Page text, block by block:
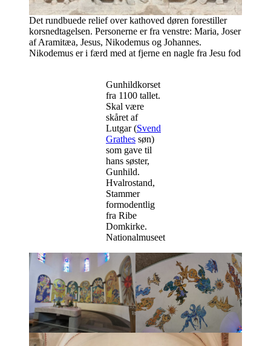
Det rundbuede relief over kathoved døren forestiller
korsnedtagelsen. Personerne er fra venstre: Maria, Joser
af Aramitæa, Jesus, Nikodemus og Johannes.
Nikodemus er i færd med at fjerne en nagle fra Jesu fod
Gunhildkorset
fra 1100 tallet.
Skal være
skåret af
Lutgar (Svend
Grathes søn)
som gave til
hans søster,
Gunhild.
Hvalrostand,
Stammer
formodentlig
fra Ribe
Domkirke.
Nationalmuseet